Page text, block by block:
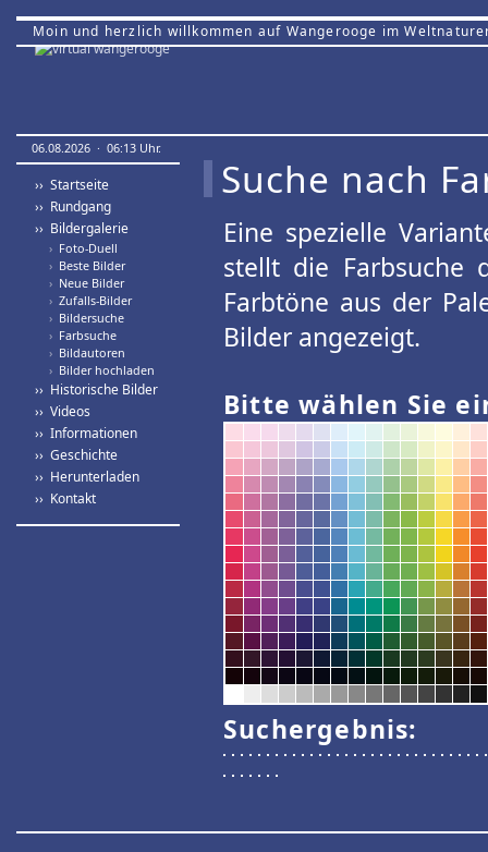
Moin und herzlich willkommen auf Wangerooge im
06.08.2026 · 06:13 Uhr.
›› Startseite
›› Rundgang
›› Bildergalerie
› Foto-Duell
› Beste Bilder
› Neue Bilder
› Zufalls-Bilder
› Bildersuche
› Farbsuche
› Bildautoren
› Bilder hochladen
›› Historische Bilder
›› Videos
›› Informationen
›› Geschichte
›› Herunterladen
›› Kontakt
Suche nach
Eine spezielle
stellt die Farbsuche
Farbtöne aus der
Bilder angezeigt.
Bitte wählen Sie
Suchergebnis: